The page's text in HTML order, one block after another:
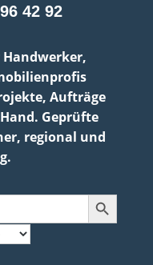
42 92
Aufträge
Geprüfte
regional und
Search Button